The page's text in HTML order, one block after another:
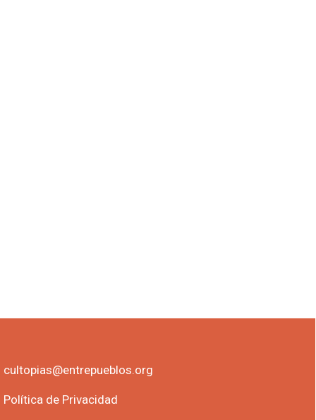
cultopias@entrepueblos.org
Política de Privacidad